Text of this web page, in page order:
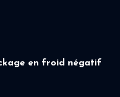
en froid négatif